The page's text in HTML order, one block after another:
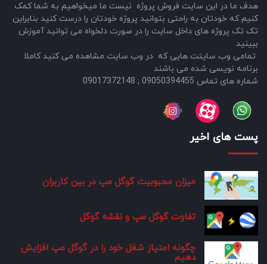
هدف ما در این سایت فروش پروژه نیست ما میخواهیم به شما کمک
کنیم که خودتان به راحتی بتوانید پروژه خودتان را درست کنید بنابراین
تک تک پروژه های داخل سایت را در صورت دلخواه می توانید آموزش
ببینید
تمامی وب سایتت هایی که در وب سایت مشاهده می کنید کاملا
برنامه نویسی شده می باشند
شماره های تماس 09050394455 ; 09017372148
پست های اخیر
میزان محبوبیت گوگل مپ در بین کاربران
تفاوت گوگل مپ و نقشه گوگل
چگونه امتیاز شغل خود را در گوگل مپ افزایش
دهیم